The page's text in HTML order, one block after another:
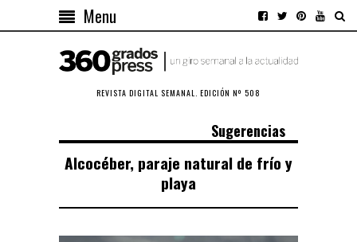
Menu
REVISTA DIGITAL SEMANAL. EDICIÓN Nº 508
Sugerencias
Alcocéber, paraje natural de frío y
playa